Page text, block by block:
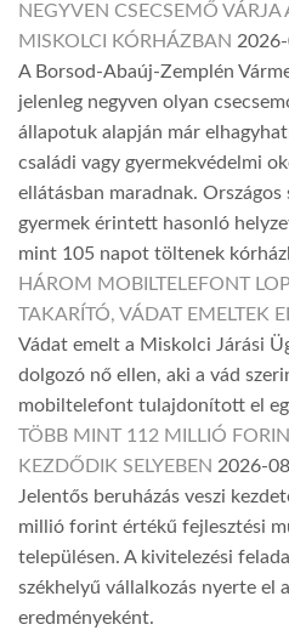
NEGYVEN CSECSEMŐ VÁRJA
MISKOLCI KÓRHÁZBAN
A Borsod-Abaúj-Zemplén
jelenleg negyven olyan
állapotuk alapján már
családi vagy gyermekvédelmi
ellátásban maradnak.
gyermek érintett hasonló
mint 105 napot töltenek
HÁROM MOBILTELEFONT
TAKARÍTÓ, VÁDAT EMELTEK
Vádat emelt a Miskolci Járási
dolgozó nő ellen, aki a vád
mobiltelefont tulajdonított el
TÖBB MINT 112 MILLIÓ
KEZDŐDIK SELYEBEN 2026-
Jelentős beruházás veszi
millió forint értékű fejlesztési
településen. A kivitelezési
székhelyű vállalkozás nyerte el
eredményeként.